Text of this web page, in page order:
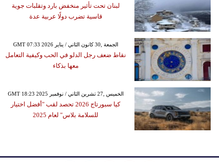
لبنان تحت تأثير منخفض بارد وتقلبات جوية
قاسية تضرب دولًا عربية عدة
GMT 07:33 2026 الجمعة ,30 كانون الثاني / يناير
نقاط ضعف رجل الدلو في الحب وكيفية التعامل
معها بذكاء
GMT 18:23 2025 الخميس ,27 تشرين الثاني / نوفمبر
كيا سبورتاج 2026 تحصد لقب "أفضل اختيار
للسلامة بلاس" لعام 2025